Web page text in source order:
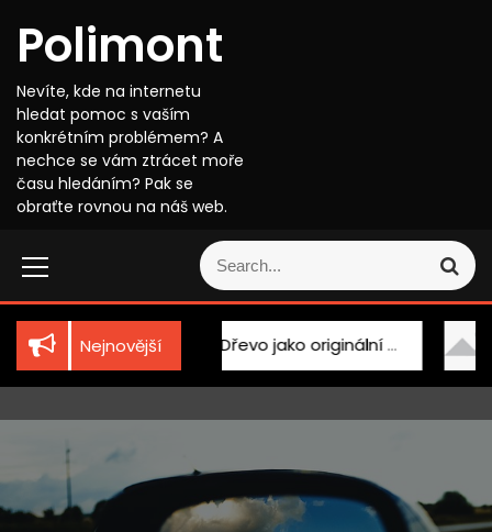
t
Polimont
Nevíte, kde na internetu
hledat pomoc s vaším
konkrétním problémem? A
nechce se vám ztrácet moře
času hledáním? Pak se
obraťte rovnou na náš web.
S
e
a
o
:
S
a
r
h
Nejnovější Dřevo jako originální doplněk